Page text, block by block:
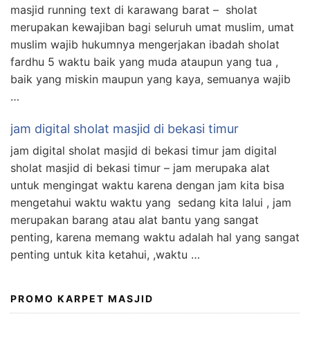
masjid running text di karawang barat – sholat
merupakan kewajiban bagi seluruh umat muslim, umat
muslim wajib hukumnya mengerjakan ibadah sholat
fardhu 5 waktu baik yang muda ataupun yang tua ,
baik yang miskin maupun yang kaya, semuanya wajib
…
jam digital sholat masjid di bekasi timur
jam digital sholat masjid di bekasi timur jam digital
sholat masjid di bekasi timur – jam merupaka alat
untuk mengingat waktu karena dengan jam kita bisa
mengetahui waktu waktu yang sedang kita lalui , jam
merupakan barang atau alat bantu yang sangat
penting, karena memang waktu adalah hal yang sangat
penting untuk kita ketahui, ,waktu …
PROMO KARPET MASJID